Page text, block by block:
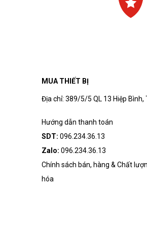
MUA THIẾT BỊ
Địa chỉ: 389/5/5 QL 13 Hiệp Bình,
Hướng dẫn thanh toán
SDT: 096.234.36.13
Zalo: 096.234.36.13
Chính sách bán, hàng & Chất
hóa